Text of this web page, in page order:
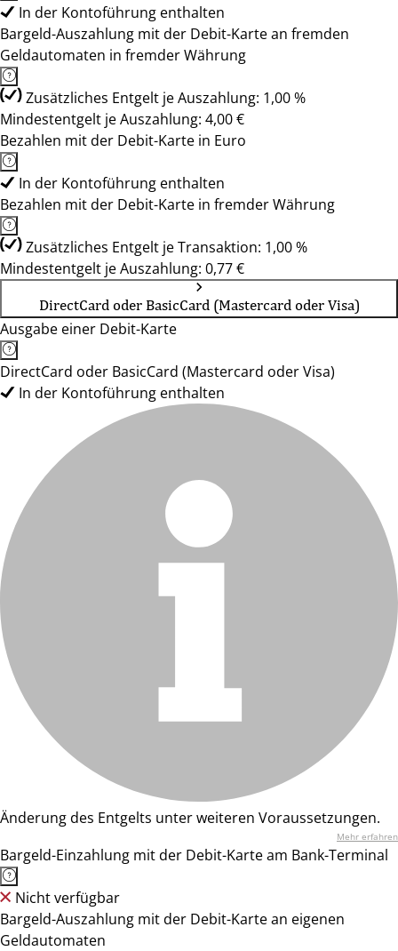
In der Kontoführung enthalten
Bargeld-Auszahlung mit der Debit-Karte an fremden
Geldautomaten in fremder Währung
Zusätzliches Entgelt je Auszahlung: 1,00 %
Mindestentgelt je Auszahlung: 4,00 €
Bezahlen mit der Debit-Karte in Euro
In der Kontoführung enthalten
Bezahlen mit der Debit-Karte in fremder Währung
Zusätzliches Entgelt je Transaktion: 1,00 %
Mindestentgelt je Auszahlung: 0,77 €
DirectCard oder BasicCard (Mastercard oder Visa)
Ausgabe einer Debit-Karte
DirectCard oder BasicCard (Mastercard oder Visa)
In der Kontoführung enthalten
Änderung des Entgelts unter weiteren Voraussetzungen.
Mehr erfahren
Bargeld-Einzahlung mit der Debit-Karte am Bank-Terminal
Nicht verfügbar
Bargeld-Auszahlung mit der Debit-Karte an eigenen
Geldautomaten